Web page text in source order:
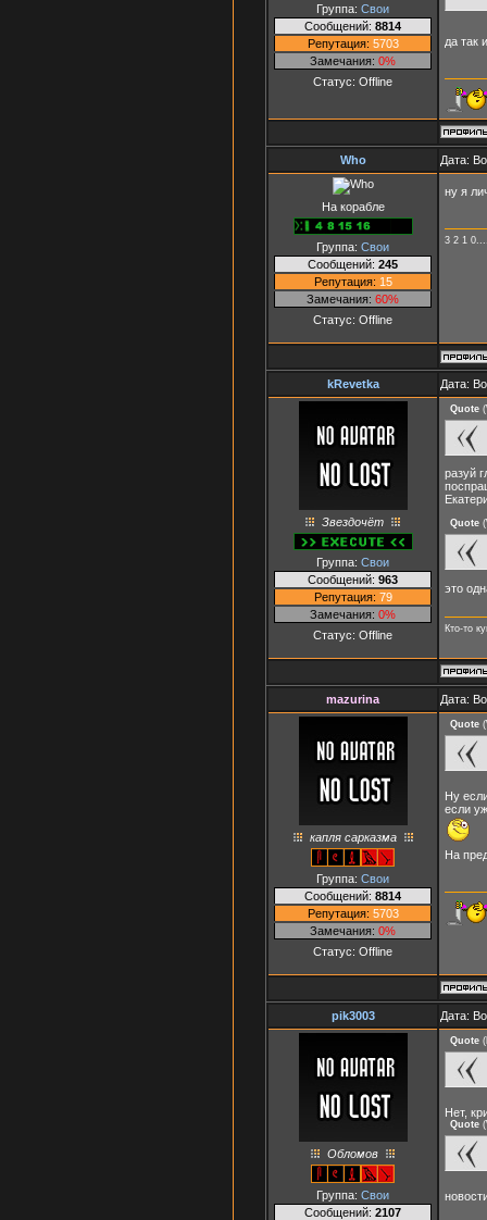
Группа: Свои
Сообщений: 8814
Репутация: 5703
Замечания: 0%
Статус: Offline
да так
Who Дата:
На корабле
Группа: Свои
Сообщений: 245
Репутация: 15
Замечания: 60%
Статус: Offline
ну я
3 2 1
kRevetka Дата:
Звездочёт
Группа: Свои
Сообщений: 963
Репутация: 79
Замечания: 0%
Статус: Offline
Quote (
разуй
Quote (
это
Кто-то
mazurina Дата:
капля сарказма
Группа: Свои
Сообщений: 8814
Репутация: 5703
Замечания: 0%
Статус: Offline
Quote (
Ну
если
На
pik3003 Дата:
Обломов
Группа: Свои
Сообщений: 2107
Quote (
Нет,
Quote (